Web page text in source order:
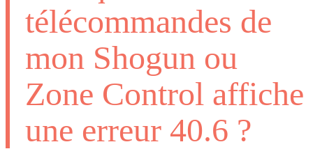
télécommandes de
mon Shogun ou
Zone Control affiche
une erreur 40.6 ?